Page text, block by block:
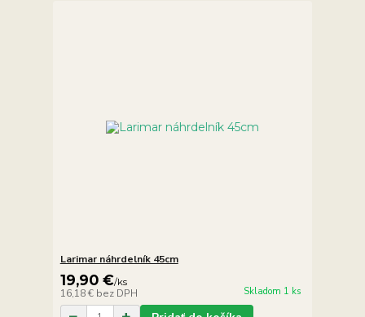
Larimar náhrdelník 45cm
19,90 €/ks
16,18 € bez DPH Skladom 1 ks